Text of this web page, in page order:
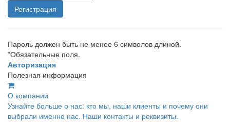
Пароль должен быть не менее 6 символов длиной.
*Обязательные поля.
Авторизация
Полезная информация
О компании
Узнайте больше о нас: кто мы, наши клиенты и почему они
выбрали именно нас. Наши контакты и реквизиты.